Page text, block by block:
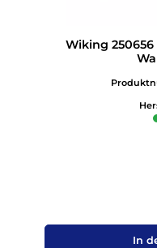
Wiking 250656
In